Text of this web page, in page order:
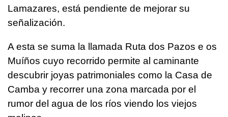
Lamazares, está pendiente de mejorar su
señalización.
A esta se suma la llamada Ruta dos Pazos e os
Muíños cuyo recorrido permite al caminante
descubrir joyas patrimoniales como la Casa de
Camba y recorrer una zona marcada por el
rumor del agua de los ríos viendo los viejos